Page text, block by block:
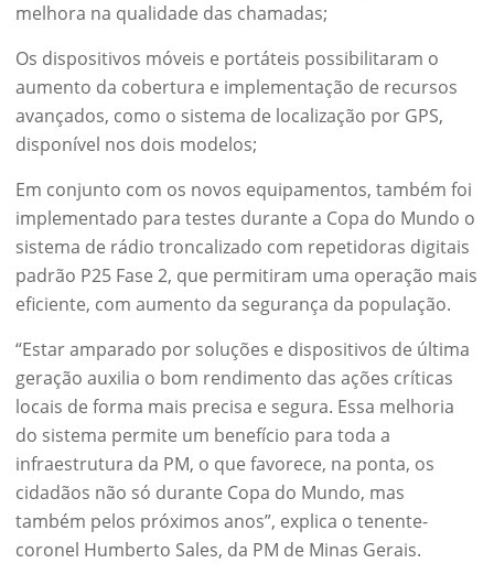
melhora na qualidade das chamadas;
Os dispositivos móveis e portáteis possibilitaram o
aumento da cobertura e implementação de recursos
avançados, como o sistema de localização por GPS,
disponível nos dois modelos;
Em conjunto com os novos equipamentos, também foi
implementado para testes durante a Copa do Mundo o
sistema de rádio troncalizado com repetidoras digitais
padrão P25 Fase 2, que permitiram uma operação mais
eficiente, com aumento da segurança da população.
“Estar amparado por soluções e dispositivos de última
geração auxilia o bom rendimento das ações críticas
locais de forma mais precisa e segura. Essa melhoria
do sistema permite um benefício para toda a
infraestrutura da PM, o que favorece, na ponta, os
cidadãos não só durante Copa do Mundo, mas
também pelos próximos anos”, explica o tenente-
coronel Humberto Sales, da PM de Minas Gerais.